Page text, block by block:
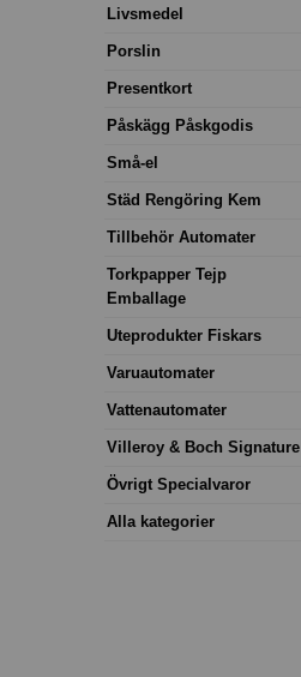
Livsmedel
Porslin
Presentkort
Påskägg Påskgodis
Små-el
Städ Rengöring Kem
Tillbehör Automater
Torkpapper Tejp
Emballage
Uteprodukter Fiskars
Varuautomater
Vattenautomater
Villeroy & Boch Signature
Övrigt Specialvaror
Alla kategorier